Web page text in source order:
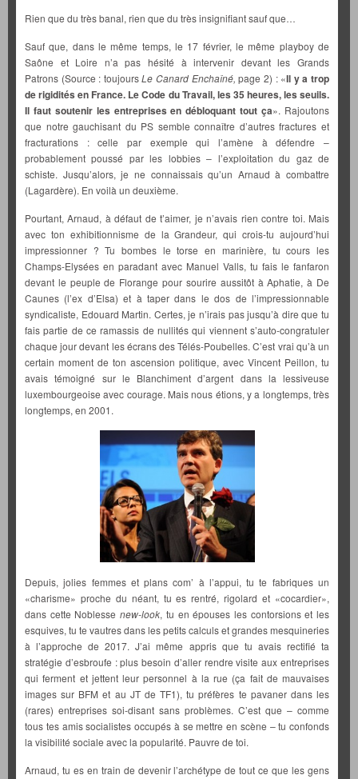
Rien que du très banal, rien que du très insignifiant sauf que…
Sauf que, dans le même temps, le 17 février, le même playboy de
Saône et Loire n’a pas hésité à intervenir devant les Grands
Patrons (Source : toujoursLe Canard Enchaîné,page 2) : «Il y a trop
de rigidités en France. Le Code du Travail, les 35 heures, les seuils.
Il faut soutenir les entreprises en débloquant tout ça». Rajoutons
que notre gauchisant du PS semble connaître d’autres fractures et
fracturations : celle par exemple qui l’amène à défendre –
probablement poussé par les lobbies – l’exploitation du gaz de
schiste. Jusqu’alors, je ne connaissais qu’un Arnaud à combattre
(Lagardère). En voilà un deuxième.
Pourtant, Arnaud, à défaut de t’aimer, je n’avais rien contre toi. Mais
avec ton exhibitionnisme de la Grandeur, qui crois-tu aujourd’hui
impressionner ? Tu bombes le torse en marinière, tu cours les
Champs-Elysées en paradant avec Manuel Valls, tu fais le fanfaron
devant le peuple de Florange pour sourire aussitôt à Aphatie, à De
Caunes (l’ex d’Elsa) et à taper dans le dos de l’impressionnable
syndicaliste, Edouard Martin. Certes, je n’irais pas jusqu’à dire que tu
fais partie de ce ramassis de nullités qui viennent s’auto-congratuler
chaque jour devant les écrans des Télés-Poubelles. C’est vrai qu’à un
certain moment de ton ascension politique, avec Vincent Peillon, tu
avais témoigné sur le Blanchiment d’argent dans la lessiveuse
luxembourgeoise avec courage. Mais nous étions, y a longtemps, très
longtemps, en 2001.
Depuis, jolies femmes et plans com’ à l’appui, tu te fabriques un
«charisme» proche du néant, tu es rentré, rigolard et «cocardier»,
dans cette Noblessenew-look, tu en épouses les contorsions et les
esquives, tu te vautres dans les petits calculs et grandes mesquineries
à l’approche de 2017. J’ai même appris que tu avais rectifié ta
stratégie d’esbroufe : plus besoin d’aller rendre visite aux entreprises
qui ferment et jettent leur personnel à la rue (ça fait de mauvaises
images sur BFM et au JT de TF1), tu préfères te pavaner dans les
(rares) entreprises soi-disant sans problèmes. C’est que – comme
tous tes amis socialistes occupés à se mettre en scène – tu confonds
la visibilité sociale avec la popularité. Pauvre de toi.
Arnaud, tu es en train de devenir l’archétype de tout ce que les gens